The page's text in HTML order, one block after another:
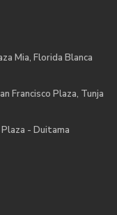
Mia, Florida Blanca
Francisco Plaza, Tunja
- Duitama